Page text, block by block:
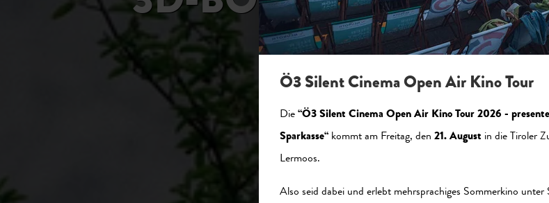
Ö3 Silent Cinema Open Air Kino Tour
Die “Ö3 Silent Cinema Open Air Kino Tour 2026 -
Sparkasse“ kommt am Freitag, den 21. August in die Tiroler
Lermoos.
Also seid dabei und erlebt mehrsprachiges Sommerkino unter